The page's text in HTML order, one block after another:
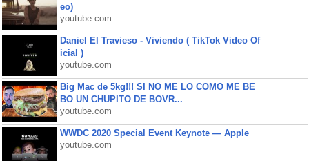
eo)
youtube.com
Daniel El Travieso - Viviendo ( TikTok Video Of
icial )
youtube.com
Big Mac de 5kg!!! SI NO ME LO COMO ME BE
BO UN CHUPITO DE BOVR...
youtube.com
WWDC 2020 Special Event Keynote — Apple
youtube.com